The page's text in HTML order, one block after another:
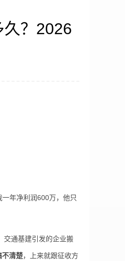
？2026
年净利润600万，他只
交通基建引发的企业搬
不清楚，上来就跟征收方